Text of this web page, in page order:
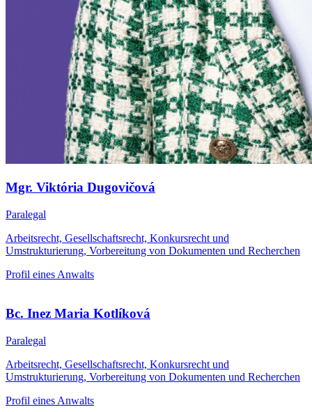
Mgr. Viktória Dugovičová
Paralegal
Arbeitsrecht, Gesellschaftsrecht, Konkursrecht und
Umstrukturierung, Vorbereitung von Dokumenten und Recherchen
Profil eines Anwalts
Bc. Inez Maria Kotlíková
Paralegal
Arbeitsrecht, Gesellschaftsrecht, Konkursrecht und
Umstrukturierung, Vorbereitung von Dokumenten und Recherchen
Profil eines Anwalts